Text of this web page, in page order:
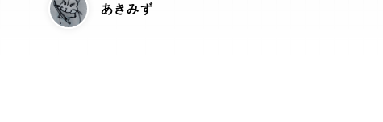
あきみず